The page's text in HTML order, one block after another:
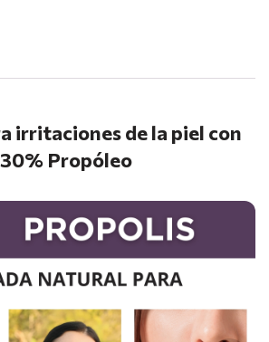
irritaciones de la piel con
30% Propóleo